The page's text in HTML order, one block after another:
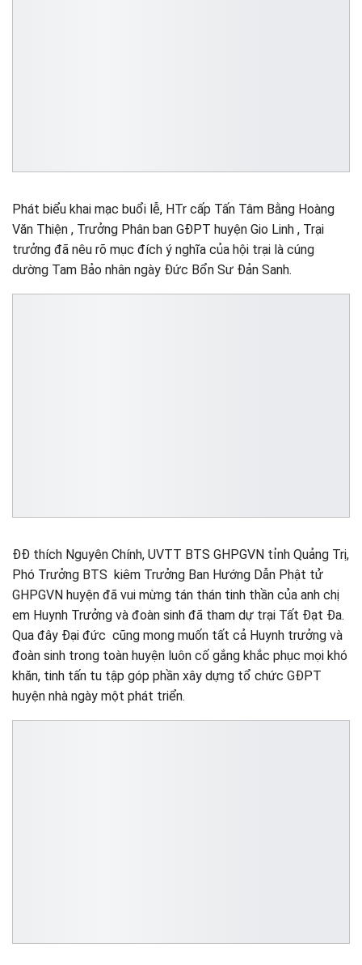
Phát biểu khai mạc buổi lễ, HTr cấp Tấn Tâm Bằng Hoàng
Văn Thiện , Trưởng Phân ban GĐPT huyện Gio Linh , Trại
trưởng đã nêu rõ mục đích ý nghĩa của hội trại là cúng
dường Tam Bảo nhân ngày Đức Bổn Sư Đản Sanh.
ĐĐ thích Nguyên Chính, UVTT BTS GHPGVN tỉnh Quảng Trị,
Phó Trưởng BTS kiêm Trưởng Ban Hướng Dẫn Phật tử
GHPGVN huyện đã vui mừng tán thán tinh thần của anh chị
em Huynh Trưởng và đoàn sinh đã tham dự trại Tất Đạt Đa.
Qua đây Đại đức cũng mong muốn tất cả Huynh trưởng và
đoàn sinh trong toàn huyện luôn cố gắng khắc phục mọi khó
khăn, tinh tấn tu tập góp phần xây dựng tổ chức GĐPT
huyện nhà ngày một phát triển.